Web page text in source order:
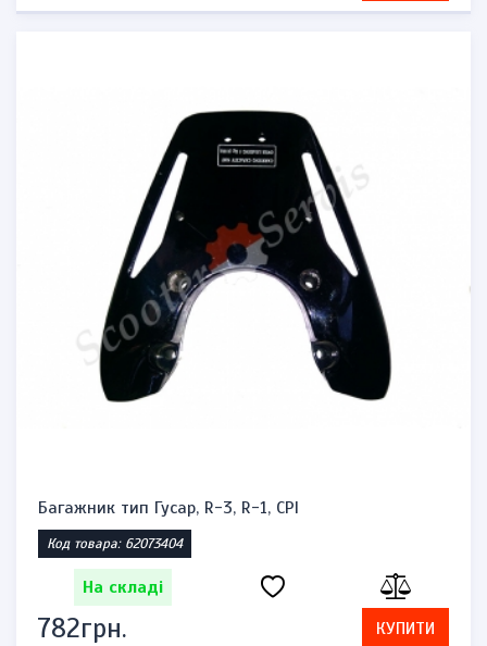
Багажник тип Гусар, R-3, R-1, CPI
Код товара: 62073404
На складі
782грн. КУПИТИ